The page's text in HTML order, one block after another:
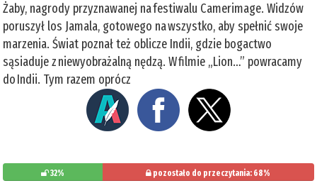
Żaby, nagrody przyznawanej na festiwalu Camerimage. Widzów
poruszył los Jamala, gotowego na wszystko, aby spełnić swoje
marzenia. Świat poznał też oblicze Indii, gdzie bogactwo
sąsiaduje z niewyobrażalną nędzą. W filmie „Lion…” powracamy
do Indii. Tym razem oprócz
32% pozostało do przeczytania: 68%